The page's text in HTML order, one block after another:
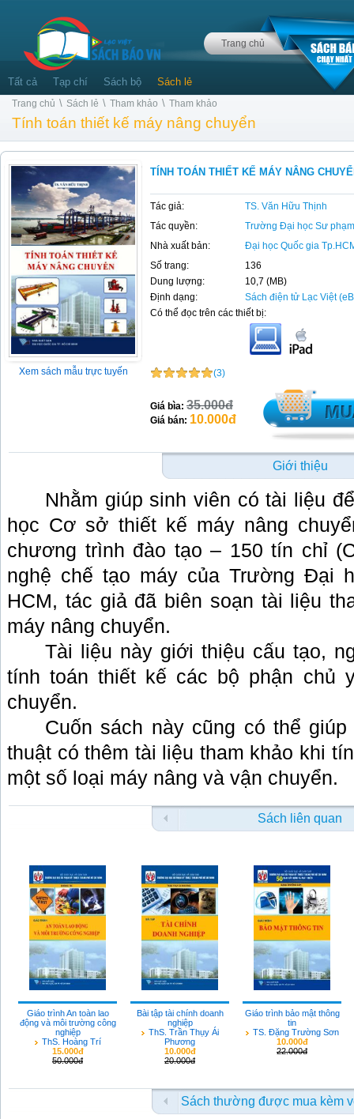
Trang chủ
Tất cả Tạp chí Sách bộ Sách lẻ
Trang chủ \ Sách lẻ \ Tham khảo \ Tham khảo
Tính toán thiết kế máy nâng chuyển
Xem sách mẫu trực tuyến
TÍNH TOÁN THIẾT KẾ MÁY NÂNG
Tác giả:
TS. Văn Hữu Thịnh
Tác quyền:
Trường Đại học Sư
Nhà xuất bản:
Đại học Quốc gia
Số trang:
136
Dung lượng:
10,7 (MB)
Định dạng:
Sách điện tử Lạc Việt
Có thể đọc trên các thiết bị:
(3)
Giá bìa: 35.000đ
Giá bán: 10.000đ
Giới thiệu
Nhằm giúp sinh viên có tài liệu
học Cơ sở thiết kế máy nâng
chương trình đào tạo – 150 tín chỉ
nghệ chế tạo máy của Trường Đại
HCM, tác giả đã biên soạn tài liệu
máy nâng chuyển.
Tài liệu này giới thiệu cấu tạo,
tính toán thiết kế các bộ phận chủ
chuyển.
Cuốn sách này cũng có thể
thuật có thêm tài liệu tham khảo khi
một số loại máy nâng và vận chuyển.
Sách liên quan
Giáo trình An toàn lao
động và môi trường công
nghiệp
ThS. Hoàng Trí
15.000đ
50.000đ
Bài tập tài chính doanh
nghiệp
ThS. Trần Thụy Ái
Phương
10.000đ
20.000đ
Giáo trình bảo mật thông
tin
TS. Đặng Trường Sơn
10.000đ
22.000đ
Sách thường được mua kèm